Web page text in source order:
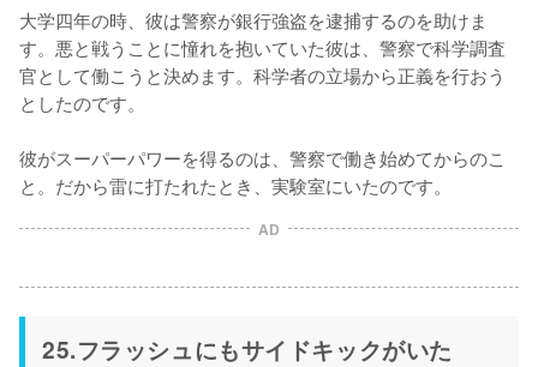
大学四年の時、彼は警察が銀行強盗を逮捕するのを助けま
す。悪と戦うことに憧れを抱いていた彼は、警察で科学調査
官として働こうと決めます。科学者の立場から正義を行おう
としたのです。
彼がスーパーパワーを得るのは、警察で働き始めてからのこ
と。だから雷に打たれたとき、実験室にいたのです。
AD
25.フラッシュにもサイドキックがいた